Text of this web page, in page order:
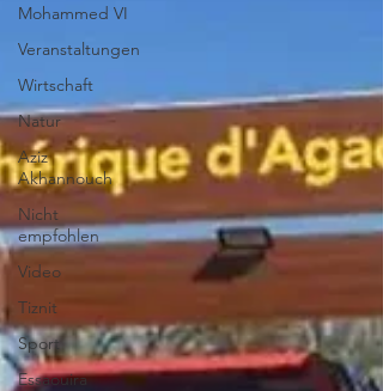
Mohammed VI
Veranstaltungen
Wirtschaft
Natur
Aziz
Akhannouch
Nicht
empfohlen
Video
Tiznit
Sport
Essaouira